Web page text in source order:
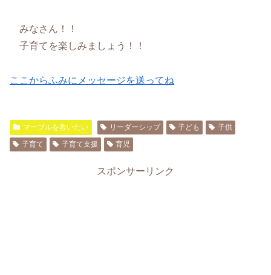
みなさん！！
子育てを楽しみましょう！！
ここからふみにメッセージを送ってね
マーブルを救いたい リーダーシップ 子ども
子供
子育て
子育て支援 育児
スポンサーリンク